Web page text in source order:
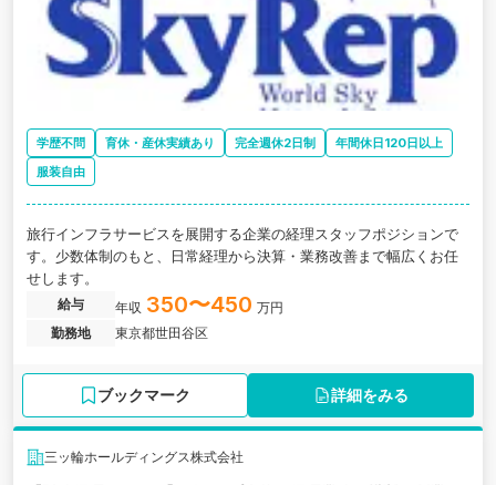
学歴不問 育休・産休実績あり 完全週休2日制
年間休日120日以上
服装自由
旅行インフラサービスを展開する企業の経理スタッフポジションで
す。少数体制のもと、日常経理から決算・業務改善まで幅広くお任
せします。
給与 年収 350〜450 万円
勤務地
東京都世田谷区
ブックマーク 詳細をみる
三ッ輪ホールディングス株式会社